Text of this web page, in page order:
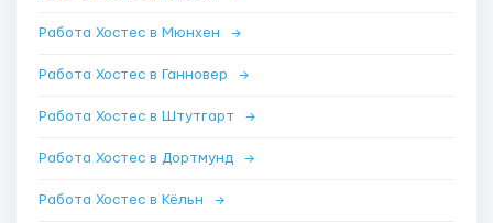
Работа Хостес в Мюнхен →
Работа Хостес в Ганновер →
Работа Хостес в Штутгарт →
Работа Хостес в Дортмунд →
Работа Хостес в Кёльн →